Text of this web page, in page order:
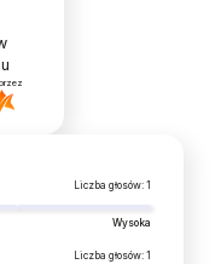
Liczba głosów: 1
Wysoka
Liczba głosów: 1